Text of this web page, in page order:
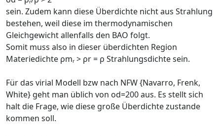
sein. Zudem kann diese Überdichte nicht aus Strahlung
bestehen, weil diese im thermodynamischen
Gleichgewicht allenfalls den BAO folgt.
Somit muss also in dieser überdichten Region
Materiedichte ρmᵣ > ρr = ρ Strahlungsdichte sein.
Für das virial Modell bzw nach NFW {Navarro, Frenk,
White} geht man üblich von od=200 aus. Es stellt sich
halt die Frage, wie diese große Überdichte zustande
kommen soll.